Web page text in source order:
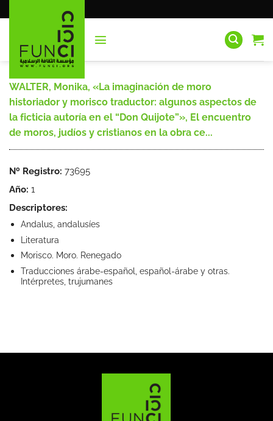
al
WALTER, Monika, «La imaginación de moro
historiador y morisco traductor: algunos aspectos de
la ficticia autoría en el “Don Quijote”», El encuentro
de moros, judíos y cristianos en la obra ce...
Nº Registro: 73695
Año: 1
Descriptores:
Andalus, andalusíes
Literatura
Morisco. Moro. Renegado
Traducciones árabe-español, español-árabe y otras.
Intérpretes, trujumanes